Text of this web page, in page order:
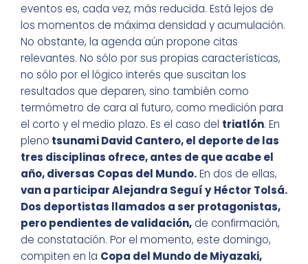
eventos es, cada vez, más reducida. Está lejos de
los momentos de máxima densidad y acumulación.
No obstante, la agenda aún propone citas
relevantes. No sólo por sus propias características,
no sólo por el lógico interés que suscitan los
resultados que deparen, sino también como
termómetro de cara al futuro, como medición para
el corto y el medio plazo. Es el caso del triatlón. En
pleno tsunami David Cantero, el deporte de las
tres disciplinas ofrece, antes de que acabe el
año, diversas Copas del Mundo.En dos de ellas,
van a participar Alejandra Seguí y Héctor Tolsá.
Dos deportistas llamados a ser protagonistas,
pero pendientes de validación, de confirmación,
de constatación. Por el momento, este domingo,
compiten en la Copa del Mundo de Miyazaki,